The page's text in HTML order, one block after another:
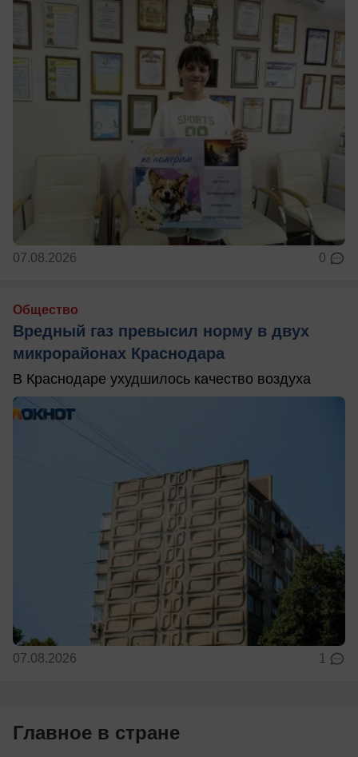
07.08.2026 0
Общество
Вредный газ превысил норму в двух
микрорайонах Краснодара
В Краснодаре ухудшилось качество воздуха
07.08.2026 1
Главное в стране